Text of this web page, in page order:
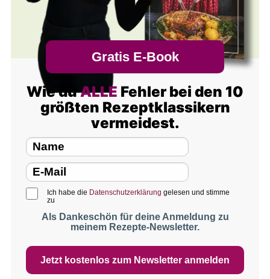
Gratis E-Book
Wie duALLE Fehler bei den 10
größten Rezeptklassikern
vermeidest.
Ich habe die Datenschutzerklärung gelesen und stimme
zu
Als Dankeschön für deine Anmeldung zu
meinem Rezepte-Newsletter.
Jetzt kostenlos zum Newsletter anmelden